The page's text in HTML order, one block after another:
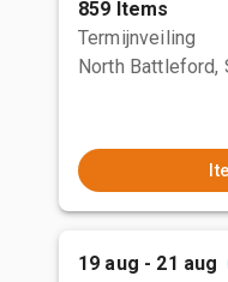
859 Items
Termijnveiling
North Battleford,
19 aug - 21 aug